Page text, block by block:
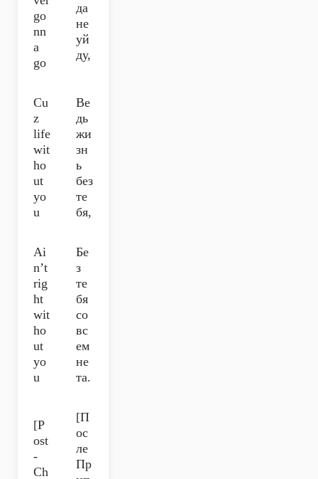
go
nn
a
go
да
не
уй
ду,
Cu
z
life
wit
ho
ut
yo
u
Ве
дь
жи
зн
ь
без
те
бя,
Ai
n’t
rig
ht
wit
ho
ut
yo
u
Бе
з
те
бя
со
вс
ем
не
та.
[P
ost
-
Ch
[П
ос
ле
Пр